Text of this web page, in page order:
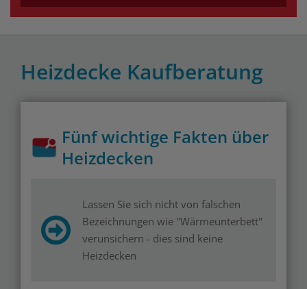
Heizdecke Kaufberatung
Fünf wichtige Fakten über
Heizdecken
Lassen Sie sich nicht von falschen
Bezeichnungen wie "Wärmeunterbett"
verunsichern - dies sind keine
Heizdecken